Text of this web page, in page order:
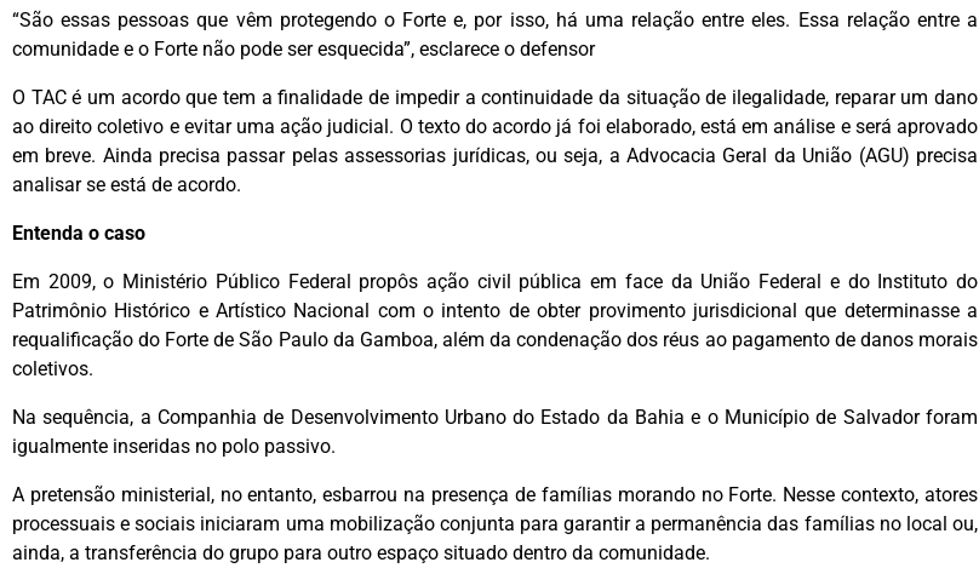
“São essas pessoas que vêm protegendo o Forte e, por isso, há uma relação entre eles. Essa relação entre a
comunidade e o Forte não pode ser esquecida”, esclarece o defensor
O TAC é um acordo que tem a finalidade de impedir a continuidade da situação de ilegalidade, reparar um dano
ao direito coletivo e evitar uma ação judicial. O texto do acordo já foi elaborado, está em análise e será aprovado
em breve. Ainda precisa passar pelas assessorias jurídicas, ou seja, a Advocacia Geral da União (AGU) precisa
analisar se está de acordo.
Entenda o caso
Em 2009, o Ministério Público Federal propôs ação civil pública em face da União Federal e do Instituto do
Patrimônio Histórico e Artístico Nacional com o intento de obter provimento jurisdicional que determinasse a
requalificação do Forte de São Paulo da Gamboa, além da condenação dos réus ao pagamento de danos morais
coletivos.
Na sequência, a Companhia de Desenvolvimento Urbano do Estado da Bahia e o Município de Salvador foram
igualmente inseridas no polo passivo.
A pretensão ministerial, no entanto, esbarrou na presença de famílias morando no Forte. Nesse contexto, atores
processuais e sociais iniciaram uma mobilização conjunta para garantir a permanência das famílias no local ou,
ainda, a transferência do grupo para outro espaço situado dentro da comunidade.